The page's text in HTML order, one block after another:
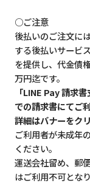
○ご注意
後払いのご注文に
する後払いサービ
を提供し、代金債
万円迄です。
「LINE Pay 請求
での請求書にてご
詳細はバナーをク
ご利用者が未成年
ください。
運送会社留め、郵
はご利用不可となり